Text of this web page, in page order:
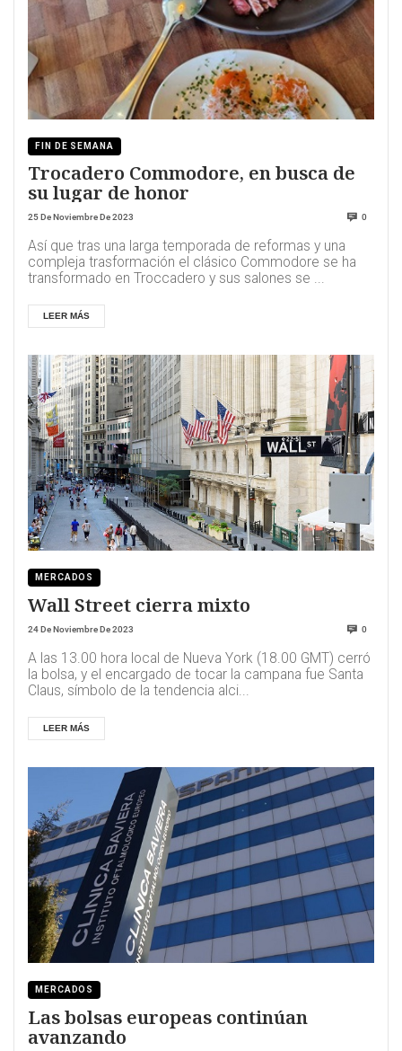
FIN DE SEMANA
Trocadero Commodore, en busca de
su lugar de honor
25 De Noviembre De 2023 0
Así que tras una larga temporada de reformas y una
compleja trasformación el clásico Commodore se ha
transformado en Troccadero y sus salones se ...
LEER MÁS
MERCADOS
Wall Street cierra mixto
24 De Noviembre De 2023 0
A las 13.00 hora local de Nueva York (18.00 GMT) cerró
la bolsa, y el encargado de tocar la campana fue Santa
Claus, símbolo de la tendencia alci...
LEER MÁS
MERCADOS
Las bolsas europeas continúan
avanzando